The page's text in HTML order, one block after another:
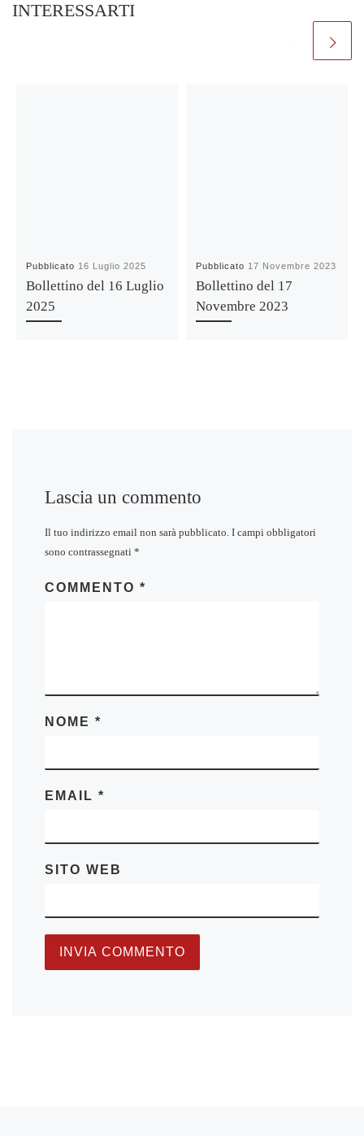
INTERESSARTI
Pubblicato 16 Luglio 2025
Bollettino del 16 Luglio
2025
Pubblicato 17 Novembre 2023
Bollettino del 17
Novembre 2023
Lascia un commento
Il tuo indirizzo email non sarà pubblicato. I campi obbligatori
sono contrassegnati *
COMMENTO *
NOME *
EMAIL *
SITO WEB